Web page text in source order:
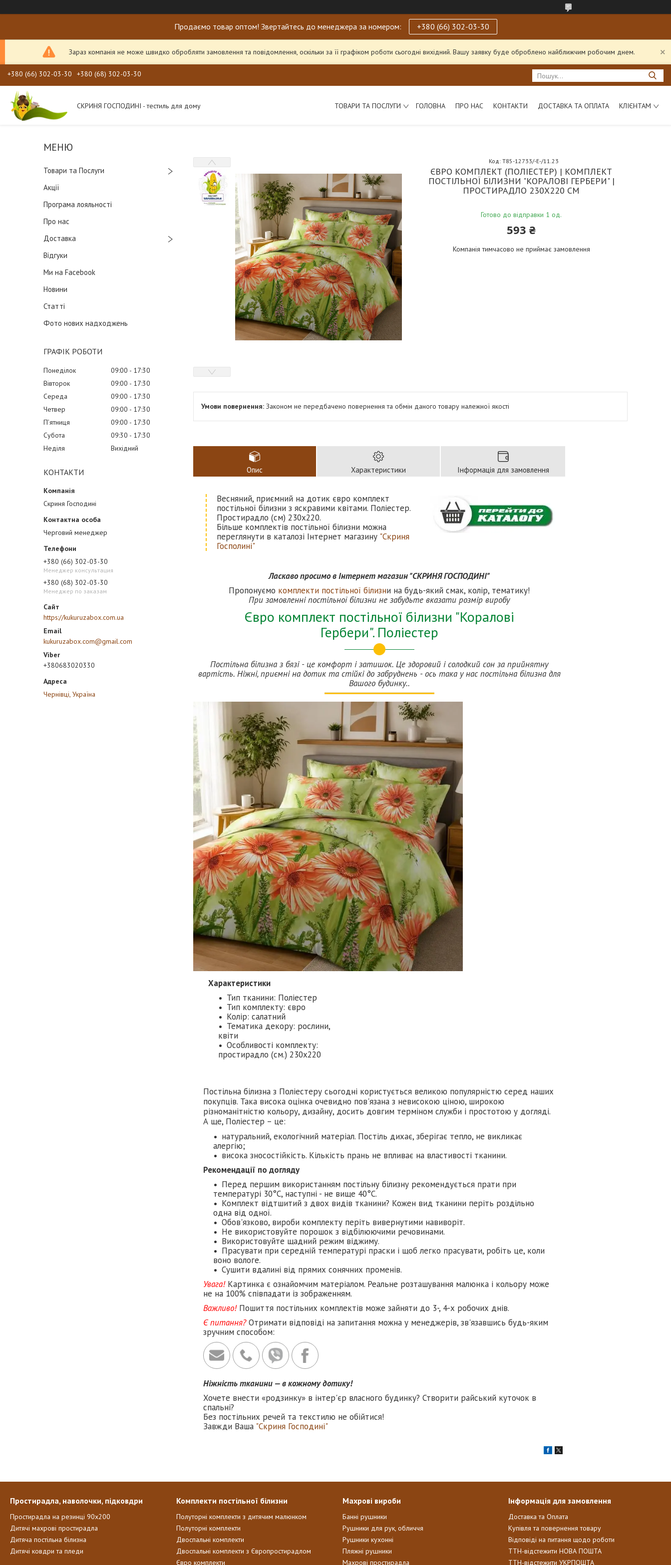
Продаємо товар оптом! Звертайтесь до менеджера за номером: +380 (66) 302-03-30
Зараз компанія не може швидко обробляти замовлення та повідомлення, оскільки за її графіком роботи сьогодні вихідний. Вашу заявку буде оброблено найближчим робочим днем.
+380 (66) 302-03-30 +380 (68) 302-03-30
СКРИНЯ ГОСПОДИНІ - тестиль для дому ТОВАРИ ТА ПОСЛУГИ ГОЛОВНА ПРО НАС КОНТАКТИ ДОСТАВКА ТА ОПЛАТА КЛІЄНТАМ
Товари та Послуги
Акції
Програма лояльності
Про нас
Доставка
Відгуки
Ми на Facebook
Новини
Статті
Фото нових надходжень
ГРАФІК РОБОТИ
Понеділок 09:00
17:30
Вівторок
09:00
17:30
Середа
09:00
17:30
Четвер
09:00
17:30
Пʼятниця
09:00
17:30
Субота
09:30
17:30
Неділя
Вихідний
КОНТАКТИ
Скриня Господині
Черговий менеджер
+380 (66) 302-03-30
Менеджер консультация
+380 (68) 302-03-30
Менеджер по заказам
https://kukuruzabox.com.ua
kukuruzabox.com@gmail.com
+380683020330
Чернівці, Україна
ЄВРО КОМПЛЕКТ (ПОЛІЕСТЕР) | КОМПЛЕКТ
ПОСТІЛЬНОЇ БІЛИЗНИ "КОРАЛОВІ ГЕРБЕРИ" |
ПРОСТИРАДЛО 230Х220 СМ
Готово до відправки 1 од.
Код:T85-12733/-Е-/11.23
593 ₴
Компанія тимчасово не приймає замовлення
Законом не передбачено повернення та обмін даного товару належної якості
Опис Характеристики Інформація для замовлення
Весняний, приємний на дотик євро комплект
постільної білизни з яскравими квітами. Поліестер.
Простирадло (см) 230х220.
Більше комплектів постільної білизни можна
переглянути в каталозі Інтернет магазину "Скриня
Госполині"
Ласкаво просимо в Інтернет магазин "СКРИНЯ ГОСПОДИНІ"
Пропонуємо комплекти постільної білизни на будь-який смак, колір, тематику!
При замовленні постільної білизни не забудьте вказати розмір виробу
Євро комплект постільної білизни "Коралові
Гербери". Поліестер
Постільна білизна з бязі - це комфорт і затишок. Це здоровий і солодкий сон за прийнятну
вартість. Ніжні, приємні на дотик та стійкі до забруднень - ось така у нас постільна білизна для
Вашого будинку..
Характеристики
Тип тканини: Поліестер
Тип комплекту: євро
Колір: салатний
Тематика декору: рослини,
квіти
Особливості комплекту:
простирадло (см.) 230х220
Постільна білизна з Поліестеру сьогодні користується великою популярністю серед наших
покупців. Така висока оцінка очевидно пов'язана з невисокою ціною, широкою
різноманітністю кольору, дизайну, досить довгим терміном служби і простотою у догляді.
А ще, Поліестер – це:
натуральний, екологічний матеріал. Постіль дихає, зберігає тепло, не викликає
алергію;
висока зносостійкість. Кількість прань не впливає на властивості тканини.
Рекомендації по догляду
Перед першим використанням постільну білизну рекомендується прати при
температурі 30°C, наступні - не вище 40°C.
Комплект відтшитий з двох видів тканини? Кожен вид тканини періть роздільно
одна від одної.
Обов'язково, вироби комплекту періть вивернутими навиворіт.
Не використовуйте порошок з відбілюючими речовинами.
Використовуйте щадний режим віджиму.
Прасувати при середній температурі праски і щоб легко прасувати, робіть це, коли
воно вологе.
Сушити вдалині від прямих сонячних променів.
Увага! Картинка є ознайомчим матеріалом. Реальне розташування малюнка і кольору може
не на 100% співпадати із зображенням.
Важливо! Пошиття постільних комплектів може зайняти до 3-, 4-х робочих днів.
Є питання?Отримати відповіді на запитання можна у менеджерів, зв'язавшись будь-яким
зручним способом:
Ніжність тканини — в кожному дотику!
Хочете внести «родзинку» в інтер'єр власного будинку? Створити райський куточок в
спальні?
Без постільних речей та текстилю не обійтися!
Завжди Ваша "Скриня Господині"
Простирадла, наволочки, підковдри
Простирадла на резинці 90х200
Дитячі махрові простирадла
Дитяча постільна білизна
Дитячі ковдри та пледи
Комплекти постільної білизни
Полуторні комплекти з дитячим малюнком
Полуторні комплекти
Двоспальні комплекти
Двоспальні комплекти з Європростирадлом
Євро комплекти
Махрові вироби
Банні рушники
Рушники для рук, обличчя
Рушники кухонні
Пляжні рушники
Махрові простирадла
Інформація для замовлення
Доставка та Оплата
Купівля та повернення товару
Відповіді на питання щодо роботи
ТТН-відстежити НОВА ПОШТА
ТТН-відстежити УКРПОШТА